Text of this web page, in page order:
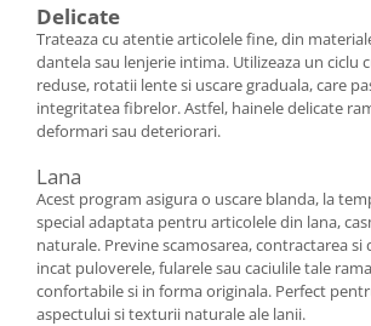
Delicate
Trateaza cu atentie articolele fine, din
dantela sau lenjerie intima. Utilizeaza un ciclu
reduse, rotatii lente si uscare graduala, care
integritatea fibrelor. Astfel, hainele delicate
deformari sau deteriorari.
Lana
Acest program asigura o uscare blanda, la
special adaptata pentru articolele din lana,
naturale. Previne scamosarea, contractarea si
incat puloverele, fularele sau caciulile tale
confortabile si in forma originala. Perfect
aspectului si texturii naturale ale lanii.